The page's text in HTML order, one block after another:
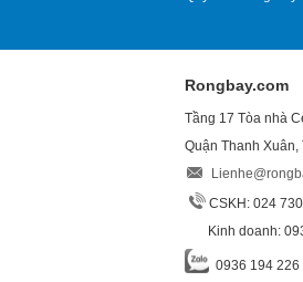
Rongbay.com
Tầng 17 Tòa nhà
Quận Thanh Xuân,
CSKH: 024
Kinh doanh:
0936 194 226